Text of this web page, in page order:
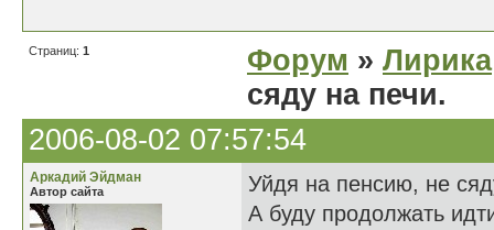
Страниц: 1 Форум » Лирика
сяду на печи.
2006-08-02 07:57:54
Аркадий Эйдман
Автор сайта
Уйдя на пенсию, не
А буду продолжать